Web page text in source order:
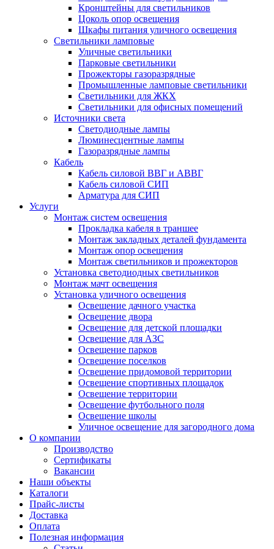
Кронштейны для светильников
Цоколь опор освещения
Шкафы питания уличного освещения
Светильники ламповые
Уличные светильники
Парковые светильники
Прожекторы газоразрядные
Промышленные ламповые светильники
Светильники для ЖКХ
Светильники для офисных помещений
Источники света
Светодиодные лампы
Люминесцентные лампы
Газоразрядные лампы
Кабель
Кабель силовой ВВГ и АВВГ
Кабель силовой СИП
Арматура для СИП
Услуги
Монтаж систем освещения
Прокладка кабеля в траншее
Монтаж закладных деталей фундамента
Монтаж опор освещения
Монтаж светильников и прожекторов
Установка светодиодных светильников
Монтаж мачт освещения
Установка уличного освещения
Освещение дачного участка
Освещение двора
Освещение для детской площадки
Освещение для АЗС
Освещение парков
Освещение поселков
Освещение придомовой территории
Освещение спортивных площадок
Освещение территории
Освещение футбольного поля
Освещение школы
Уличное освещение для загородного дома
О компании
Производство
Сертификаты
Вакансии
Наши объекты
Каталоги
Прайс-листы
Доставка
Оплата
Полезная информация